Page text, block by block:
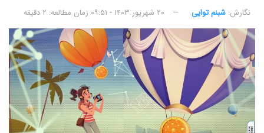
نگارش:‌ شبنم توایی ۲۰ شهریور ۱۴۰۳ - ۰۹:۵۱ زمان مطالعه: ۲ دقیقه